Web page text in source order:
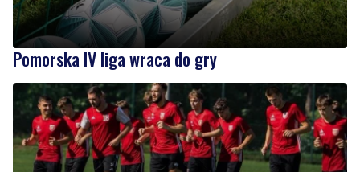
Pomorska IV liga wraca do gry